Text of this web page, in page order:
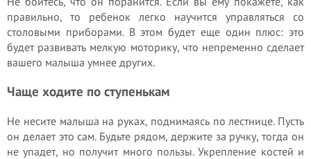
правильно, то ребенок легко научится управляться со
столовыми приборами. В этом будет еще один плюс: это
будет развивать мелкую моторику, что непременно сделает
вашего малыша умнее других.
Чаще ходите по ступенькам
Не несите малыша на руках, поднимаясь по лестнице. Пусть
он делает это сам. Будьте рядом, держите за ручку, тогда он
не упадет, но получит много пользы. Укрепление костей и